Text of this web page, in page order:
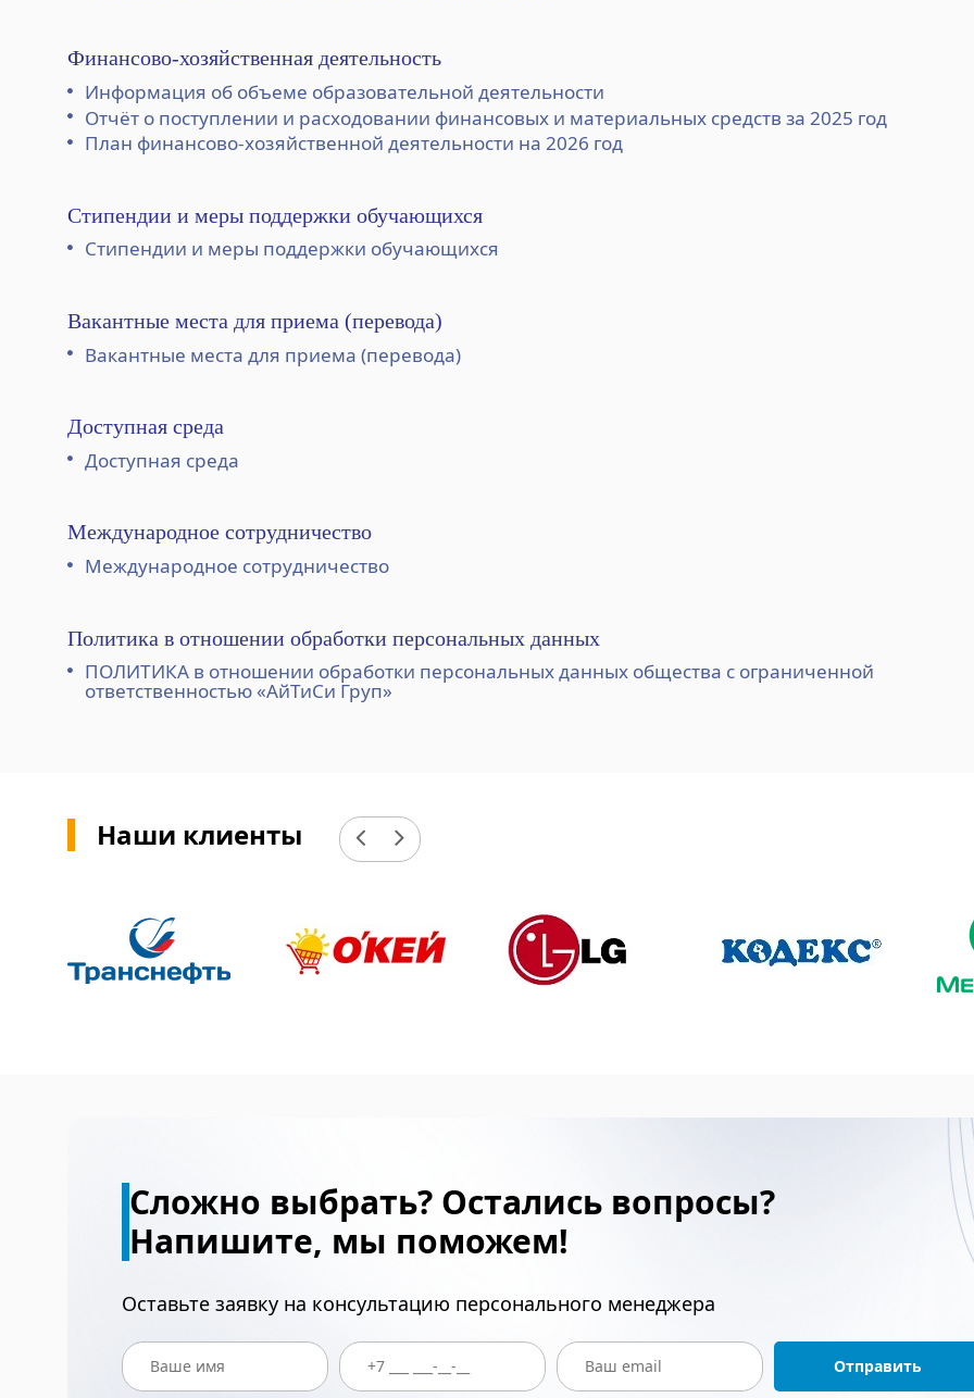
Финансово-хозяйственная деятельность
Информация об объеме образовательной деятельности
Отчёт о поступлении и расходовании финансовых и материальных средств за 2025 год
План финансово-хозяйственной деятельности на 2026 год
Стипендии и меры поддержки обучающихся
Стипендии и меры поддержки обучающихся
Вакантные места для приема (перевода)
Вакантные места для приема (перевода)
Доступная среда
Доступная среда
Международное сотрудничество
Международное сотрудничество
Политика в отношении обработки персональных данных
ПОЛИТИКА в отношении обработки персональных данных общества с ограниченной
ответственностью «АйТиСи Груп»
Наши клиенты
Сложно выбрать? Остались вопросы?
Напишите, мы поможем!
Оставьте заявку на консультацию персонального менеджера
Отправить